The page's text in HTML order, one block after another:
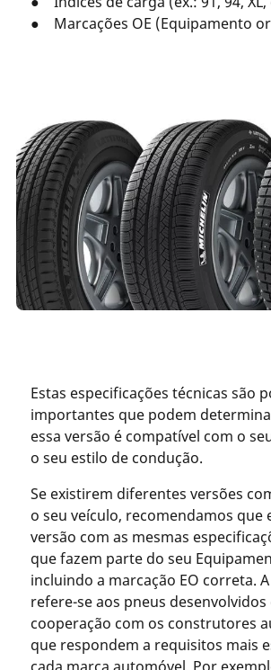
● Marcações OE (Equipamento
Estas especificações técnicas são
importantes que podem
essa versão é compatível com o
o seu estilo de condução.
Se existirem diferentes versões
o seu veículo, recomendamos que
versão com as mesmas
que fazem parte do seu
incluindo a marcação EO correta. A
refere-se aos pneus desenvolvidos
cooperação com os construtores
que respondem a requisitos mais